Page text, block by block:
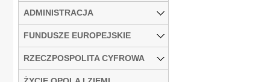
ADMINISTRACJA
FUNDUSZE EUROPEJSKIE
RZECZPOSPOLITA CYFROWA